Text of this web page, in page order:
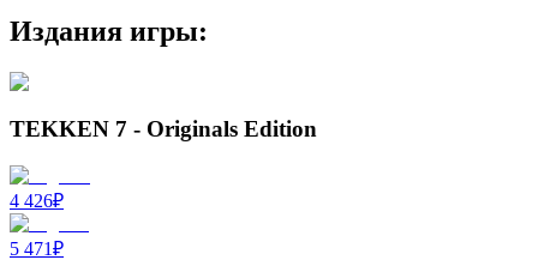
Издания игры:
TEKKEN 7 - Originals Edition
4 426₽
5 471₽